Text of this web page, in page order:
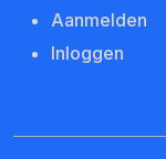
Aanmelden
Inloggen